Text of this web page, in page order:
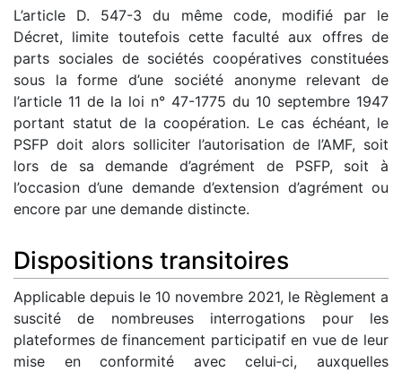
L’article D. 547-3 du même code, modifié par le
Décret, limite toutefois cette faculté aux offres de
parts sociales de sociétés coopératives constituées
sous la forme d’une société anonyme relevant de
l’article 11 de la loi n° 47-1775 du 10 septembre 1947
portant statut de la coopération. Le cas échéant, le
PSFP doit alors solliciter l’autorisation de l’AMF, soit
lors de sa demande d’agrément de PSFP, soit à
l’occasion d’une demande d’extension d’agrément ou
encore par une demande distincte.
Dispositions transitoires
Applicable depuis le 10 novembre 2021, le Règlement a
suscité de nombreuses interrogations pour les
plateformes de financement participatif en vue de leur
mise en conformité avec celui‑ci, auxquelles